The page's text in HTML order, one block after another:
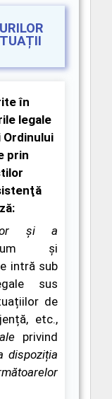
în
legale
Ordinului
prin
și a
și
intră sub
sus
de
etc.,
privind
dispoziția